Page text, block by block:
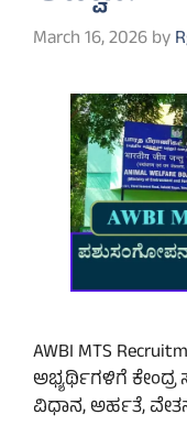
March 16, 2026by
AWBI MTS
ಅಭ್ಯರ್ಥಿಗಳಿಗೆ
ವಿಧಾನ, ಅರ್ಹತೆ,